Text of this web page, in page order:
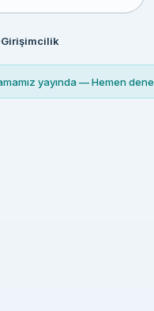
Girişimcilik
yayında — Hemen dene